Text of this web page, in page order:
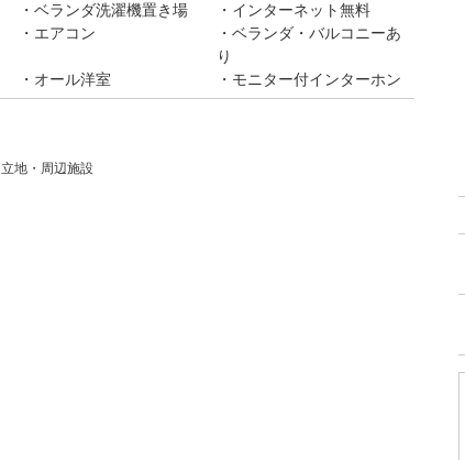
ベランダ洗濯機置き場
インターネット無料
エアコン
ベランダ・バルコニーあ
り
オール洋室
モニター付インターホン
立地・周辺施設